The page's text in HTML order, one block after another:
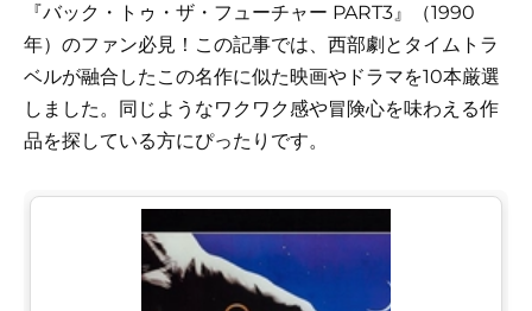
『バック・トゥ・ザ・フューチャー PART3』（1990
年）のファン必見！この記事では、西部劇とタイムトラ
ベルが融合したこの名作に似た映画やドラマを10本厳選
しました。同じようなワクワク感や冒険心を味わえる作
品を探している方にぴったりです。